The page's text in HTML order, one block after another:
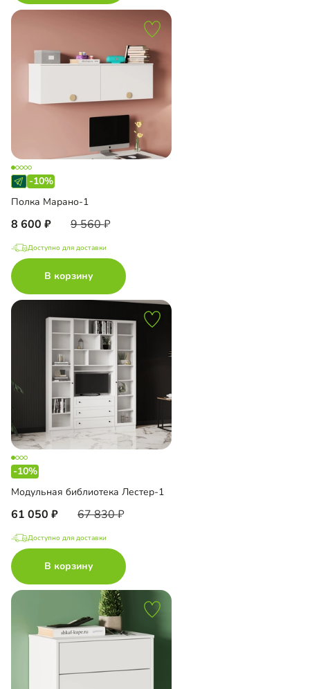
-10%
Полка Марано-1
8 600 9 560
Доступно для доставки
В корзину
-10%
Модульная библиотека Лестер-1
61 050 67 830
Доступно для доставки
В корзину